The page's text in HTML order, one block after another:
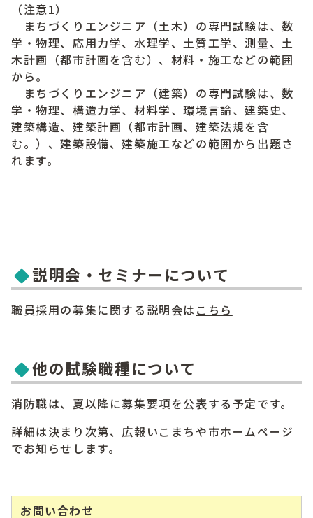
（注意1）
まちづくりエンジニア（土木）の専門試験は、数
学・物理、応用力学、水理学、土質工学、測量、土
木計画（都市計画を含む）、材料・施工などの範囲
から。
まちづくりエンジニア（建築）の専門試験は、数
学・物理、構造力学、材料学、環境言論、建築史、
建築構造、建築計画（都市計画、建築法規を含
む。）、建築設備、建築施工などの範囲から出題さ
れます。
説明会・セミナーについて
職員採用の募集に関する説明会は こちら
他の試験職種について
消防職は、夏以降に募集要項を公表する予定です。
詳細は決まり次第、広報いこまちや市ホームページ
でお知らせします。
お問い合わせ